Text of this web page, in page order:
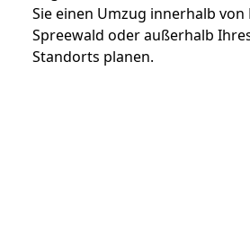
Sie einen Umzug innerhalb von
Spreewald oder außerhalb
Standorts planen.